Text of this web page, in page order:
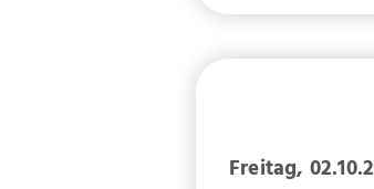
Freitag,